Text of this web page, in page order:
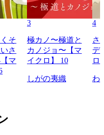
そ
さ
マ
3
極カノ〜極道と
カノジョ〜【マ
イクロ】 10
しがの夷織
4
さ
デ
ロ
わ